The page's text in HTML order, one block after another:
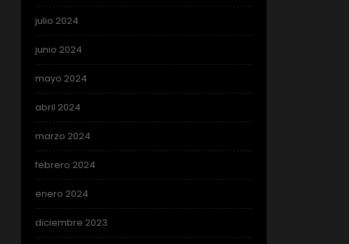
julio 2024
junio 2024
mayo 2024
abril 2024
marzo 2024
febrero 2024
enero 2024
diciembre 2023